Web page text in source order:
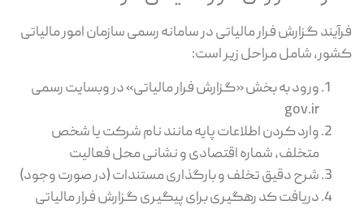
فرآیند گزارش فرار مالیاتی در سامانه رسمی سازمان امور مالیاتی
کشور، شامل مراحل زیر است:
ورود به بخش «گزارش فرار مالیاتی» در وبسایت رسمی
gov.ir
وارد کردن اطلاعات پایه مانند نام شرکت یا شخص
متخلف، شماره اقتصادی و نشانی محل فعالیت
شرح دقیق تخلف و بارگذاری مستندات (در صورت وجود)
دریافت کد رهگیری برای پیگیری گزارش فرار مالیاتی